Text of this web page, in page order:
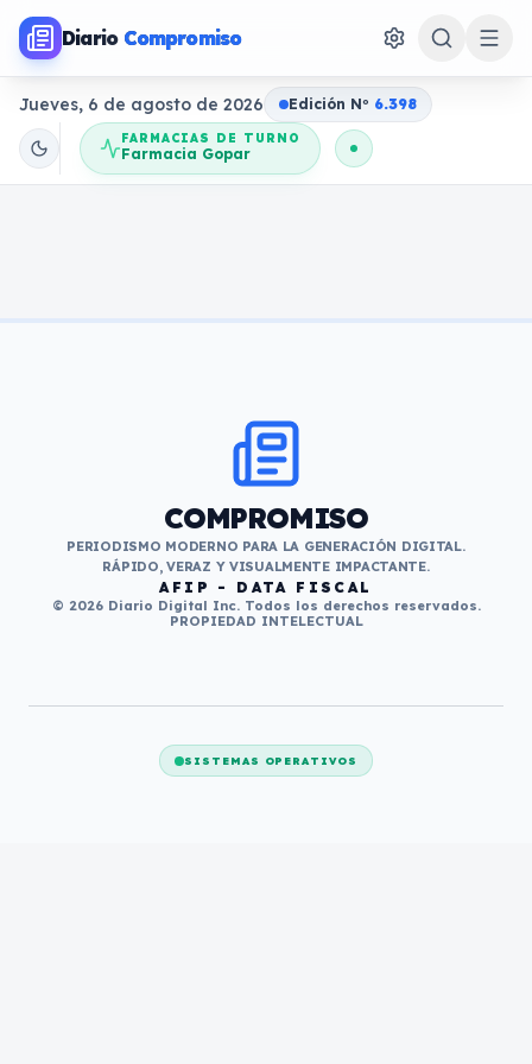
Diario Compromiso
Jueves, 6 de agosto de 2026 Edición No 6.398
FARMACIAS DE TURNO
Farmacia Gopar
COMPROMISO
PERIODISMO MODERNO PARA LA GENERACIÓN DIGITAL.
RÁPIDO, VERAZ Y VISUALMENTE IMPACTANTE.
AFIP - DATA FISCAL
© 2026 Diario Digital Inc. Todos los derechos reservados.
PROPIEDAD INTELECTUAL
SISTEMAS OPERATIVOS